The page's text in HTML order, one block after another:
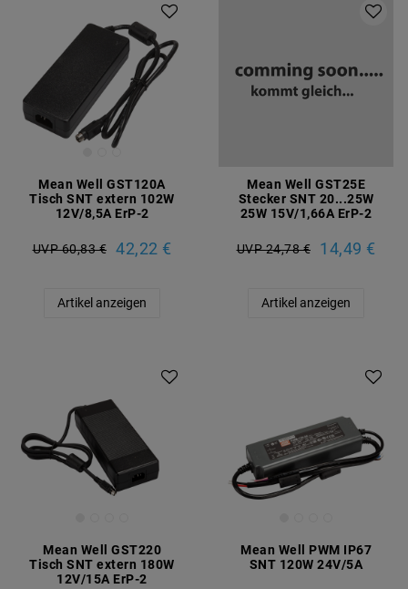
Mean Well GST120A
Tisch SNT extern 102W
12V/8,5A ErP-2
UVP 60,83 € 42,22 €
Artikel anzeigen
Mean Well GST25E
Stecker SNT 20...25W
25W 15V/1,66A ErP-2
UVP 24,78 € 14,49 €
Artikel anzeigen
Mean Well GST220
Tisch SNT extern 180W
12V/15A ErP-2
Mean Well PWM IP67
SNT 120W 24V/5A